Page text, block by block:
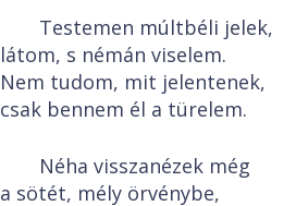
Testemen múltbéli jelek,
látom, s némán viselem.
Nem tudom, mit jelentenek,
csak bennem él a türelem.
Néha visszanézek még
a sötét, mély örvénybe,